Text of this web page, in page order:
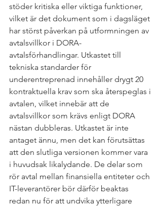
stöder kritiska eller viktiga funktioner,
vilket är det dokument som i dagsläget
har störst påverkan på utformningen av
avtalsvillkor i DORA-
avtalsförhandlingar. Utkastet till
tekniska standarder för
underentreprenad innehåller drygt 20
kontraktuella krav som ska återspeglas i
avtalen, vilket innebär att de
avtalsvillkor som krävs enligt DORA
nästan dubbleras. Utkastet är inte
antaget ännu, men det kan förutsättas
att den slutliga versionen kommer vara
i huvudsak likalydande. De delar som
rör avtal mellan finansiella entiteter och
IT-leverantörer bör därför beaktas
redan nu för att undvika ytterligare